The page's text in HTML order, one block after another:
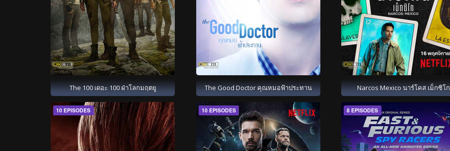
The 100 เดอะ 100 ฝ่าโลกมฤตยู The Good Doctor คุณหมอฟ้าประทาน Narcos Mexico นาร์โคส เม็กซิโก
10 EPISODES 10 EPISODES 8 EPISODES